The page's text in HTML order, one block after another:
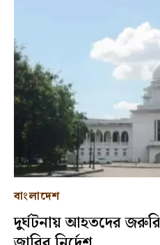
বাংলাদেশ
দুর্ঘটনায় আহতদের